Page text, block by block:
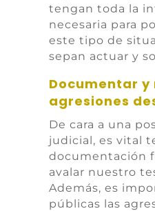
tengan toda la
necesaria para
este tipo de
sepan actuar y
Documentar
agresiones
De cara a una
judicial, es vital
documentación
avalar nuestro
Además, es
públicas las